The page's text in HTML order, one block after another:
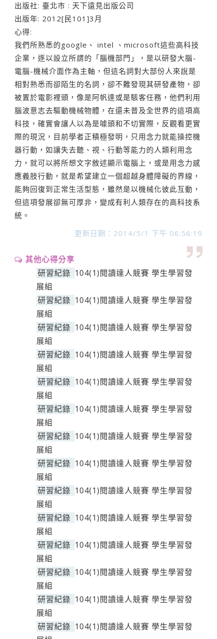
出版社: 臺北市 : 天下遠見出版公司
出版年: 2012[民101]3月
心得:
我們所熟悉的google、 intel 、microsoft這些高科技
企業，逐以設立所謂的「腦機部門」，是以研發大腦-
電腦-機械介面作為主軸，但這名詞對大部份人來說是
相對熟悉而卻陌生的名詞，卻不難發現其研發產物，卻
被置於電影裡頭，像是阿帆達或是駭客任務，他們利用
腦波意志去驅動機械物體，在還未普及全世界的這項高
科技，確實會讓人以為是噱頭和不切實際，反觀看更實
際的現況，目前學者正積極發明，只用念力就能操控機
器行動，如讓失去聽、視、行動等能力的人類利用念
力，就可以將所想文字敘述顯示電腦上，或是用念力感
應義肢行動，就是希望建立一個超越身體障礙的界線，
能夠回復到正常生活型態，雖然是以機械化彼此互動，
但這項發展卻無可厚非，變成有利人類存在的高科技系
統。
更新日期：2014/5/1 下午 06:56:19
其他心得分享
研習紀錄 104(1)閱讀達人競賽 學生學習發
展組
研習紀錄 104(1)閱讀達人競賽 學生學習發
展組
研習紀錄 104(1)閱讀達人競賽 學生學習發
展組
研習紀錄 104(1)閱讀達人競賽 學生學習發
展組
研習紀錄 104(1)閱讀達人競賽 學生學習發
展組
研習紀錄 104(1)閱讀達人競賽 學生學習發
展組
研習紀錄 104(1)閱讀達人競賽 學生學習發
展組
研習紀錄 104(1)閱讀達人競賽 學生學習發
展組
研習紀錄 104(1)閱讀達人競賽 學生學習發
展組
研習紀錄 104(1)閱讀達人競賽 學生學習發
展組
研習紀錄 104(1)閱讀達人競賽 學生學習發
展組
研習紀錄 104(1)閱讀達人競賽 學生學習發
展組
研習紀錄 104(1)閱讀達人競賽 學生學習發
展組
研習紀錄 104(1)閱讀達人競賽 學生學習發